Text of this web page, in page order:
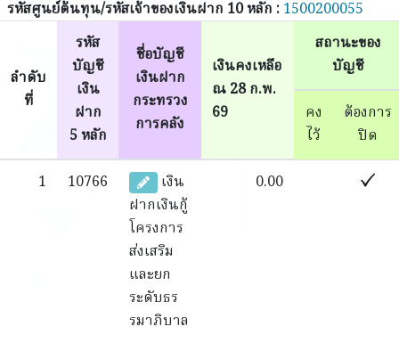
รหัสศูนย์ต้นทุน/รหัสเจ้าของเงินฝาก 10 หลัก :1500200055
ลำดับ
ที่
รหัส
บัญชี
เงิน
ฝาก
5 หลัก
ชื่อบัญชี
เงินฝาก
กระทรวง
การคลัง
เงินคงเหลือ
ณ 28 ก.พ.
69
สถานะของ
บัญชี
คง
ไว้
ต้องการ
ปิด
1
10766
เงิน
ฝากเงินกู้
โครงการ
ส่งเสริม
และยก
ระดับธร
รมาภิบาล
0.00